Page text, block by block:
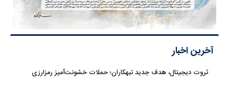
آخرین اخبار
ثروت دیجیتال، هدف جدید تبهکاران؛ حملات خشونت‌آمیز رمزارزی